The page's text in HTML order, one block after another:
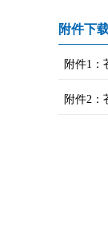
附件下
附件1：
附件2：